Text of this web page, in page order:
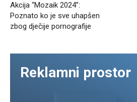
Akcija “Mozaik 2024”:
Poznato ko je sve uhapšen
zbog dječije pornografije
Reklamni prostor